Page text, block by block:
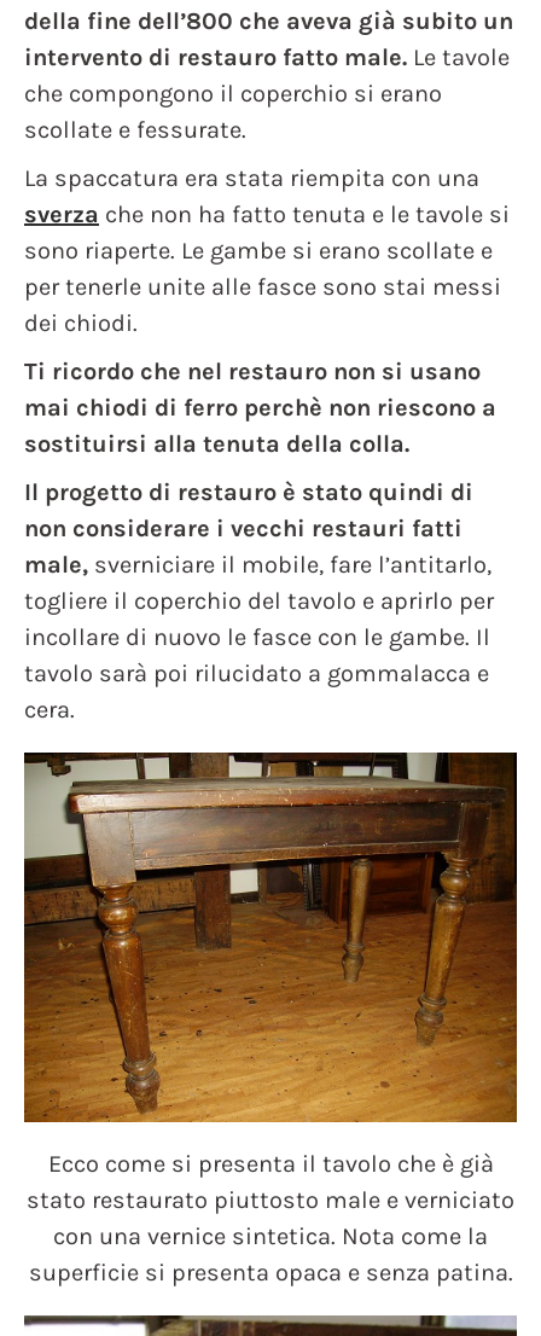
della fine dell’800 che aveva già subito un
intervento di restauro fatto male. Le tavole
che compongono il coperchio si erano
scollate e fessurate.
La spaccatura era stata riempita con una
sverza che non ha fatto tenuta e le tavole si
sono riaperte. Le gambe si erano scollate e
per tenerle unite alle fasce sono stai messi
dei chiodi.
Ti ricordo che nel restauro non si usano
mai chiodi di ferro perchè non riescono a
sostituirsi alla tenuta della colla.
Il progetto di restauro è stato quindi di
non considerare i vecchi restauri fatti
male, sverniciare il mobile, fare l’antitarlo,
togliere il coperchio del tavolo e aprirlo per
incollare di nuovo le fasce con le gambe. Il
tavolo sarà poi rilucidato a gommalacca e
cera.
Ecco come si presenta il tavolo che è già
stato restaurato piuttosto male e verniciato
con una vernice sintetica. Nota come la
superficie si presenta opaca e senza patina.